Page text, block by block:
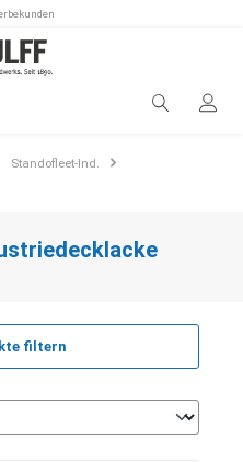
Standofleet-Ind.
filtern